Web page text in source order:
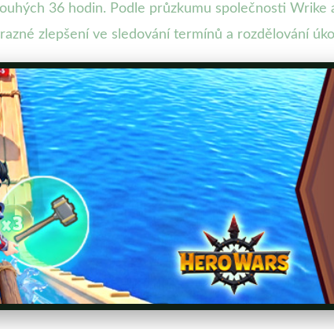
36 hodin. Podle průzkumu společnosti Wrike
zlepšení ve sledování termínů a rozdělování